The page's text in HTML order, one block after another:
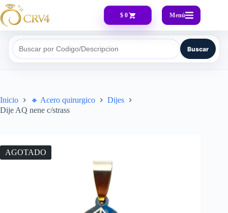
$ 0 Menú
Buscar por Codigo/Descripcion Buscar
Inicio 🔸​ Acero quirurgico
Dijes
Dije AQ nene c/strass
AGOTADO